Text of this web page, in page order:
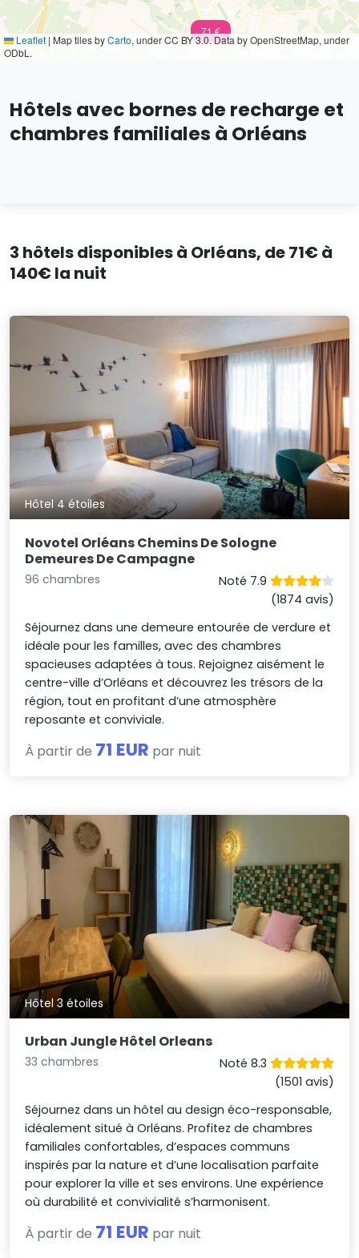
71 €
Leaflet | Map tiles byCarto, under CC BY 3.0. Data by OpenStreetMap, under
ODbL.
Hôtels avec bornes de recharge et
chambres familiales à Orléans
3 hôtels disponibles à Orléans, de 71€ à
140€ la nuit
Hôtel 4 étoiles
Novotel Orléans Chemins De Sologne
Demeures De Campagne
96 chambres
Noté 7.9
(1874 avis)
Séjournez dans une demeure entourée de verdure et
idéale pour les familles, avec des chambres
spacieuses adaptées à tous. Rejoignez aisément le
centre-ville d’Orléans et découvrez les trésors de la
région, tout en profitant d’une atmosphère
reposante et conviviale.
À partir de 71 EUR par nuit
Hôtel 3 étoiles
Urban Jungle Hôtel Orleans
33 chambres
Noté 8.3
(1501 avis)
Séjournez dans un hôtel au design éco-responsable,
idéalement situé à Orléans. Profitez de chambres
familiales confortables, d’espaces communs
inspirés par la nature et d’une localisation parfaite
pour explorer la ville et ses environs. Une expérience
où durabilité et convivialité s’harmonisent.
À partir de 71 EUR par nuit